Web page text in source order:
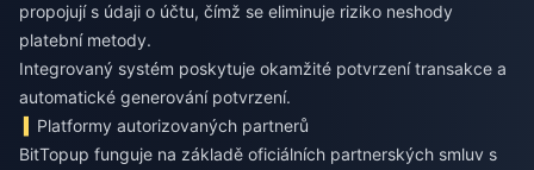
propojují s údaji o účtu, čímž se eliminuje riziko neshody
platební metody.
Integrovaný systém poskytuje okamžité potvrzení transakce a
automatické generování potvrzení.
Platformy autorizovaných partnerů
BitTopup funguje na základě oficiálních partnerských smluv s